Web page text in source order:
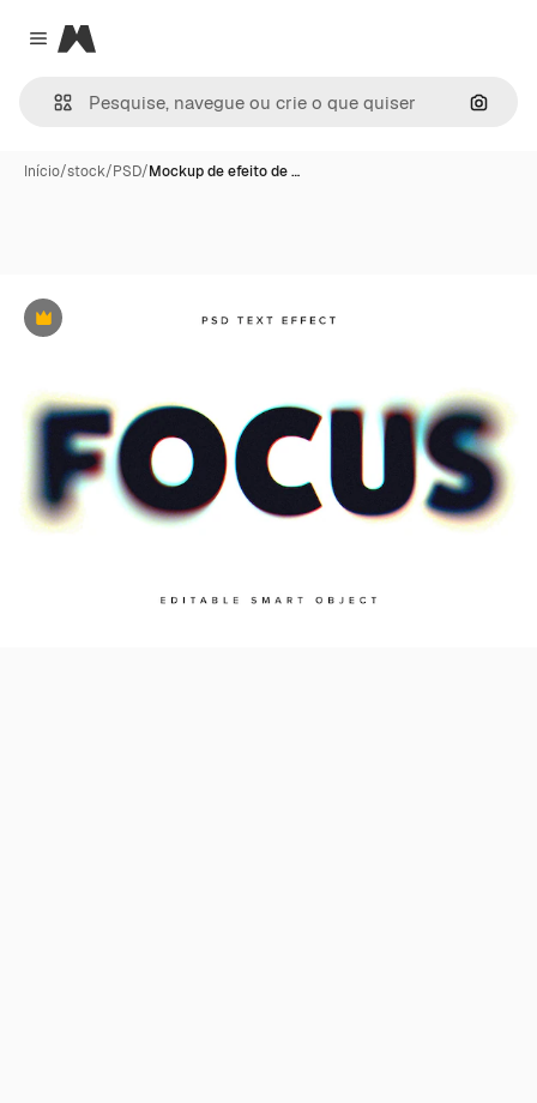
Close menu
Magnific
Início/stock/PSD/Mockup de efeito de …
Premium